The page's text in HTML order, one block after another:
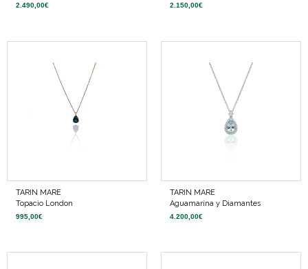
2.490,00€ 2.150,00€
TARIN MARE
Topacio London
995,00€
TARIN MARE
Aguamarina y Diamantes
4.200,00€